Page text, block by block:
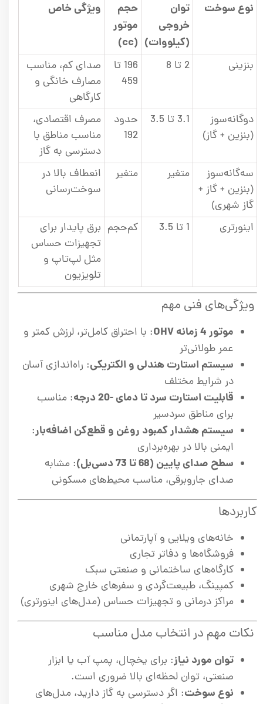
نوع سوخت
توان
خروجی
(کیلووات)
حجم
موتور
(cc)
ویژگی خاص
بنزینی 2 تا 8
196 تا
459
صدای کم، مناسب
مصارف خانگی و
کارگاهی
دوگانه‌سوز
(بنزین + گاز)
3.1 تا 3.5
حدود
192
مصرف اقتصادی،
مناسب مناطق با
دسترسی به گاز
سه‌گانه‌سوز
(بنزین + گاز +
گاز شهری)
متغیر متغیر
انعطاف بالا در
سوخت‌رسانی
اینورتری 1 تا 3.5 کم‌حجم برق پایدار برای
تجهیزات حساس
مثل لپ‌تاپ و
تلویزیون
ویژگی‌های فنی مهم
موتور 4 زمانه OHV
: با احتراق کامل‌تر، لرزش کمتر و
عمر طولانی‌تر
سیستم استارت هندلی و الکتریکی: راه‌اندازی آسان
در شرایط مختلف
قابلیت استارت سرد تا دمای -20 درجه
: مناسب
برای مناطق سردسیر
سیستم هشدار کمبود روغن و قطع‌کن اضافه‌بار:
ایمنی بالا در بهره‌برداری
سطح صدای پایین (68 تا 73 دسی‌بل)
: مشابه
صدای جاروبرقی، مناسب محیط‌های مسکونی
کاربردها
خانه‌های ویلایی و آپارتمانی
فروشگاه‌ها و دفاتر تجاری
کارگاه‌های ساختمانی و صنعتی سبک
کمپینگ، طبیعت‌گردی و سفرهای خارج شهری
مراکز درمانی و تجهیزات حساس (مدل‌های اینورتری)
نکات مهم در انتخاب مدل مناسب
توان مورد نیاز: برای یخچال، پمپ آب یا ابزار
صنعتی، توان لحظه‌ای بالا ضروری است.
نوع سوخت: اگر دسترسی به گاز دارید، مدل‌های